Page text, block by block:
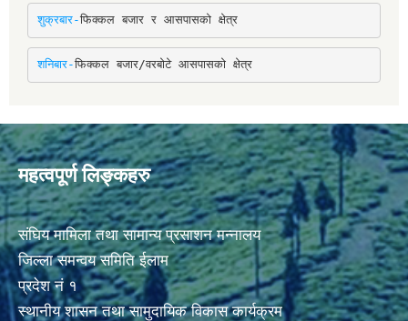
शुक्रबार-फिक्कल बजार र आसपासको क्षेत्र
शनिबार-फिक्कल बजार/वरबोटे आसपासको क्षेत्र
महत्वपूर्ण लिङ्कहरु
संघिय मामिला तथा सामान्य प्रसाशन मन्नालय
जिल्ला समन्वय समिति ईलाम
प्रदेश नं १
स्थानीय शासन तथा सामुदायिक विकास कार्यक्रम